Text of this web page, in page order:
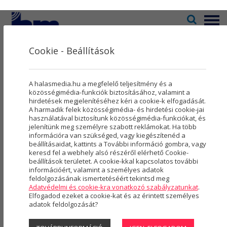
Menü
Televízió
Kultúra
Rovatok
Újság
Városmarketing
Szolgáltatások
Rólunk
Hasznos
(►)Mehringer Marci Halason járt
Cookie - Beállítások
A halasmedia.hu a megfelelő teljesítmény és a
közösségimédia-funkciók biztosításához, valamint a
hirdetések megjelenítéséhez kéri a cookie-k elfogadását.
A harmadik felek közösségimédia- és hirdetési cookie-jai
használatával biztosítunk közösségimédia-funkciókat, és
jelenítünk meg személyre szabott reklámokat. Ha több
információra van szükséged, vagy kiegészítenéd a
beállításaidat, kattints a További információ gombra, vagy
keresd fel a webhely alsó részéről elérhető Cookie-
beállítások területet. A cookie-kkal kapcsolatos további
információért, valamint a személyes adatok
feldolgozásának ismertetéséért tekintsd meg
Adatvédelmi és cookie-kra vonatkozó szabályzatunkat.
Elfogadod ezeket a cookie-kat és az érintett személyes
adatok feldolgozását?